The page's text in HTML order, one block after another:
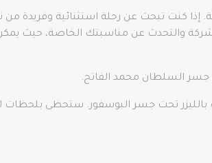
إذا كنت تبحث عن رحلة استثنائية وفريدة
والتحدث عن مناسبتك الخاصة، حيث يمكن
السلطان محمد الفاتح.
تحت جسر البوسفور. ستحظى بلحظات